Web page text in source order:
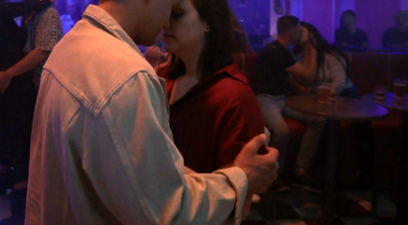
klubu odstartuje vyšetřování, které zamotá
V osobních vztazích se totiž dějí věci, které
i kocovina citů přicházejí ve chvílích, kdy jde o